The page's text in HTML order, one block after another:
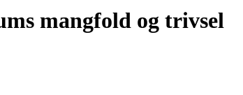
mangfold og trivsel